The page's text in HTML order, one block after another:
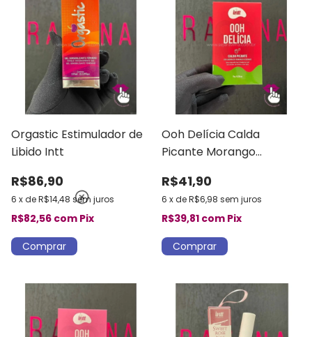
Orgastic Estimulador de
Libido Intt
R$86,90
6 xdeR$14,48 sem juros
R$82,56 com Pix
Ooh Delícia Calda
Picante Morango
R$41,90
6 xdeR$6,98 sem juros
R$39,81 com Pix